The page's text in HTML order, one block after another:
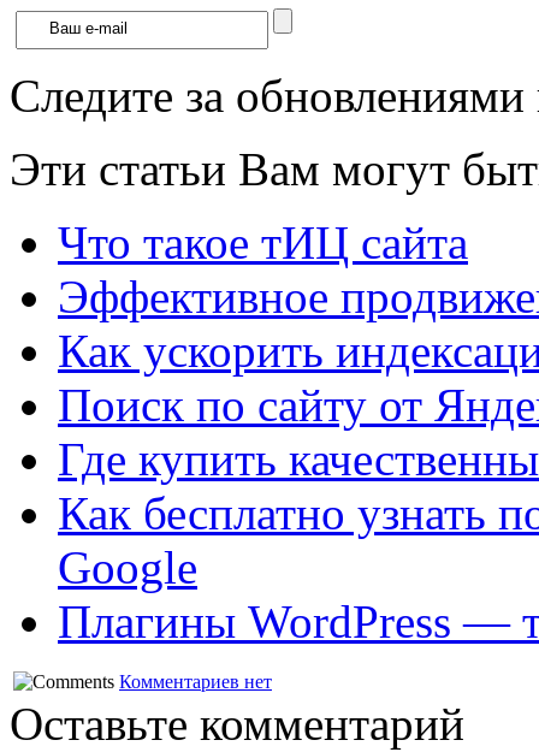
Следите за
Эти статьи Вам могут
Что такое тИЦ сайта
Эффективное
Как ускорить
Поиск по сайту от
Где купить
Как бесплатно узнать
Google
Плагины WordPress —
Комментариев нет
Оставьте комментарий